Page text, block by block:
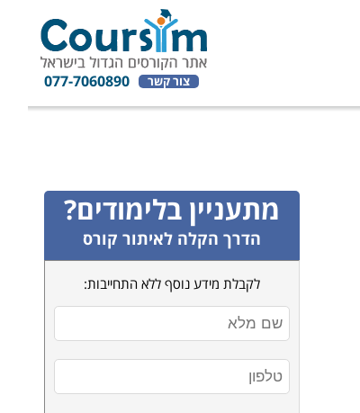
צור קשר 077-7060890
מתעניין בלימודים?
הדרך הקלה לאיתור קורס
לקבלת מידע נוסף ללא התחייבות: